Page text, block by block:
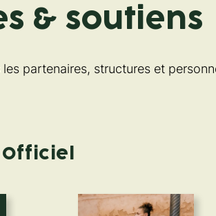
& soutiens
partenaires, structures et